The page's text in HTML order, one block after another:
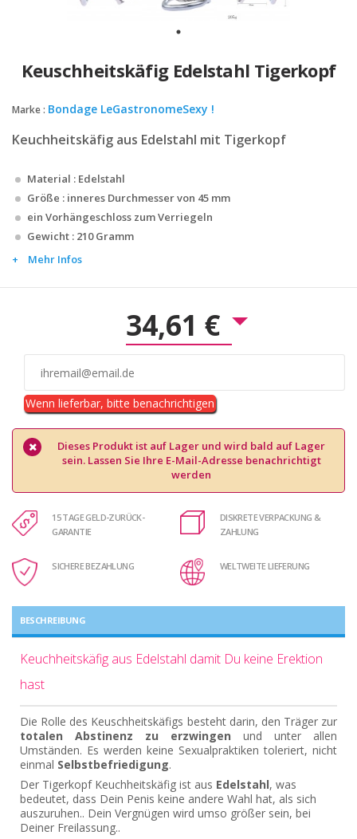
Keuschheitskäfig Edelstahl Tigerkopf
Marke : Bondage LeGastronomeSexy !
Keuchheitskäfig aus Edelstahl mit Tigerkopf
Material : Edelstahl
Größe : inneres Durchmesser von 45 mm
ein Vorhängeschloss zum Verriegeln
Gewicht : 210 Gramm
Mehr Infos
34,61 €
Wenn lieferbar, bitte benachrichtigen
Dieses Produkt ist auf Lager und wird bald auf Lager
sein. Lassen Sie Ihre E-Mail-Adresse benachrichtigt
werden
15 TAGE GELD-ZURÜCK-
GARANTIE
DISKRETE VERPACKUNG &
ZAHLUNG
SICHERE BEZAHLUNG WELTWEITE LIEFERUNG
BESCHREIBUNG
Keuchheitskäfig aus Edelstahl damit Du keine Erektion
hast
Die Rolle des Keuschheitskäfigs besteht darin, den Träger zur
totalen Abstinenz zu erzwingen und unter allen
Umständen. Es werden keine Sexualpraktiken toleriert, nicht
einmal Selbstbefriedigung.
Der Tigerkopf Keuchheitskäfig ist aus Edelstahl, was
bedeutet, dass Dein Penis keine andere Wahl hat, als sich
auszuruhen.. Dein Vergnügen wird umso größer sein, bei
Deiner Freilassung..